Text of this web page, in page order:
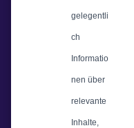
gelegentli
ch
Informatio
nen über
relevante
Inhalte,